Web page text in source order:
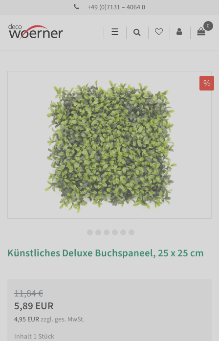
+49 (0)7131 – 4064 0
☰
0
%
Künstliches Deluxe Buchspaneel, 25 x 25 cm
11,84 €
5,89 EUR
4,95 EURzzgl. ges. MwSt.
Inhalt 1 Stück